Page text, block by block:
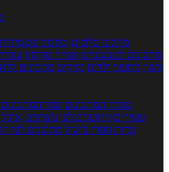
מתכוני סלטים מתכוני פשטידות
מתכונים לטבעוניים אפייה מוקפץ
בשר מתכוני ילדים מרקים מתכונים ללא
מנתח המתכונים ספר
עשירים מתכונים לפי מצרכים
עדות ספרי בישול מתכונים לפי